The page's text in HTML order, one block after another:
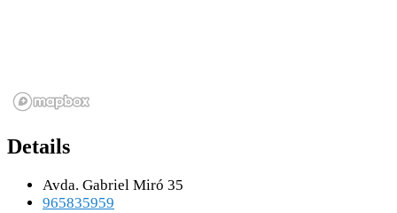
Details
Avda. Gabriel Miró 35
965835959